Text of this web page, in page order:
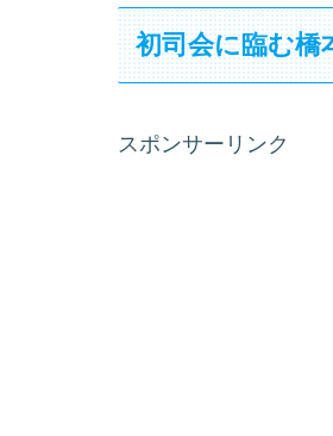
初司会に臨む橋
スポンサーリンク